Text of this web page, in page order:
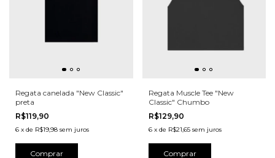
Regata canelada "New Classic"
preta
R$119,90
6 x de R$19,98 sem juros
Comprar
Regata Muscle Tee "New
Classic" Chumbo
R$129,90
6 x de R$21,65 sem juros
Comprar